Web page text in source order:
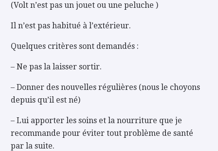
(Volt n’est pas un jouet ou une peluche )
Il n’est pas habitué à l’extérieur.
Quelques critères sont demandés :
– Ne pas la laisser sortir.
– Donner des nouvelles régulières (nous le choyons
depuis qu’il est né)
– Lui apporter les soins et la nourriture que je
recommande pour éviter tout problème de santé
par la suite.